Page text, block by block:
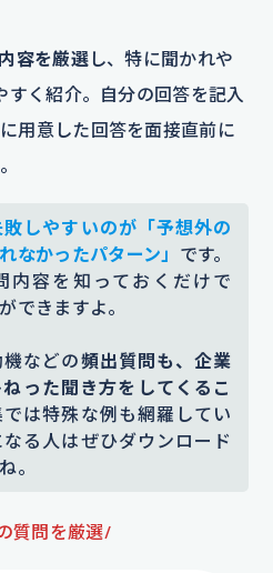
容を厳選し、特に聞かれや
すく紹介。自分の回答を記入
用意した回答を面接直前に
しやすいのが「予想外の
なかったパターン」 です。
内容を知っておくだけで
できますよ。
などの頻出質問も、企業
った聞き方をしてくるこ
は特殊な例も網羅してい
る人はぜひダウンロード
。
質問を厳選/